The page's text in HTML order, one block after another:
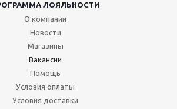
ЛОЯЛЬНОСТИ
О компании
Новости
Магазины
Вакансии
Помощь
Условия оплаты
Условия доставки